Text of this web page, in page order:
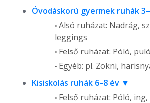
Óvodáskorú gyermek ruhák
Alsó ruházat: Nadrág,
leggings
Felső ruházat: Póló,
Egyéb: pl. Zokni,
Kisiskolás ruhák 6–8 év
Felső ruházat: Póló,